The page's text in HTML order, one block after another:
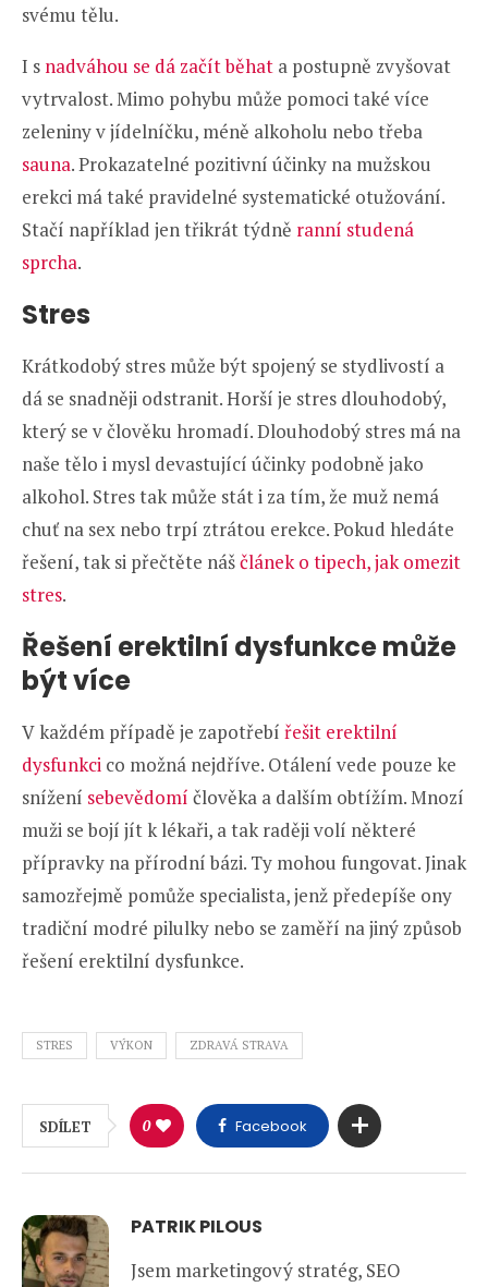
svému tělu.
I s nadváhou se dá začít běhat a postupně zvyšovat
vytrvalost. Mimo pohybu může pomoci také více
zeleniny v jídelníčku, méně alkoholu nebo třeba
sauna. Prokazatelné pozitivní účinky na mužskou
erekci má také pravidelné systematické otužování.
Stačí například jen třikrát týdně ranní studená
sprcha.
Stres
Krátkodobý stres může být spojený se stydlivostí a
dá se snadněji odstranit. Horší je stres dlouhodobý,
který se v člověku hromadí. Dlouhodobý stres má na
naše tělo i mysl devastující účinky podobně jako
alkohol. Stres tak může stát i za tím, že muž nemá
chuť na sex nebo trpí ztrátou erekce. Pokud hledáte
řešení, tak si přečtěte náščlánek o tipech, jak omezit
stres.
Řešení erektilní dysfunkce může
být více
V každém případě je zapotřebí řešit erektilní
dysfunkci co možná nejdříve. Otálení vede pouze ke
snížení sebevědomí člověka a dalším obtížím. Mnozí
muži se bojí jít k lékaři, a tak raději volí některé
přípravky na přírodní bázi. Ty mohou fungovat. Jinak
samozřejmě pomůže specialista, jenž předepíše ony
tradiční modré pilulky nebo se zaměří na jiný způsob
řešení erektilní dysfunkce.
STRES VÝKON ZDRAVÁ STRAVA
SDÍLET 0 Facebook
PATRIK PILOUS
Jsem marketingový stratég, SEO